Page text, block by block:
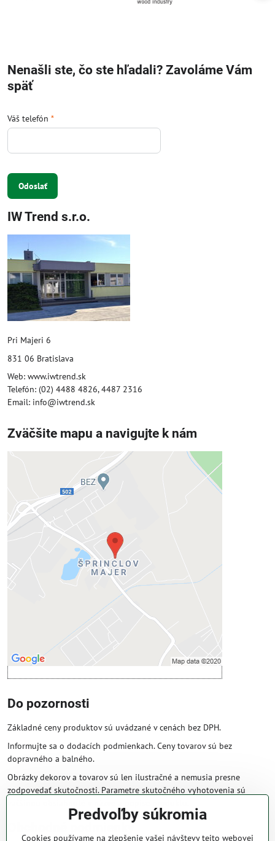
Nenašli ste, čo ste hľadali? Zavoláme Vám
späť
Váš telefón *
Odoslať
IW Trend s.r.o.
Pri Majeri 6
831 06 Bratislava
Web: www.iwtrend.sk
Telefón: (02) 4488 4826, 4487 2316
Email: info@iwtrend.sk
Zväčšite mapu a navigujte k nám
Externý obsah je blokovaný
Prajete si načítať externý obsah?
Povoliť tentokrát
Povoliť a zapamätať - súhlas s druhom
cookie: Funkčné
Otvoriť obsah v novom okne
Do pozornosti
Základné ceny produktov sú uvádzané v cenách bez DPH.
Informujte sa o dodacích podmienkach. Ceny tovarov sú bez
dopravného a balného.
Obrázky dekorov a tovarov sú len ilustračné a nemusia presne
zodpovedať skutočnosti. Parametre skutočného vyhotovenia sú
Obchodné podmienky
Predvoľby súkromia
Cookies používame na zlepšenie vašej návštevy tejto webovej